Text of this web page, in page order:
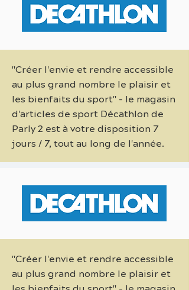
"Créer l'envie et rendre accessible
au plus grand nombre le plaisir et
les bienfaits du sport" - le magasin
d'articles de sport Décathlon de
Parly 2 est à votre disposition 7
jours / 7, tout au long de l'année.
"Créer l'envie et rendre accessible
au plus grand nombre le plaisir et